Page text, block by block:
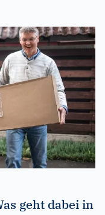
geht dabei in